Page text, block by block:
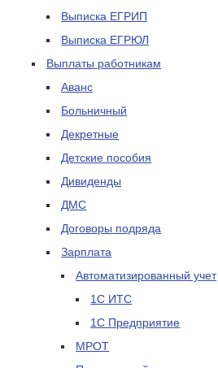
Выписка ЕГРИП
Выписка ЕГРЮЛ
Выплаты работникам
Аванс
Больничный
Декретные
Детские пособия
Дивиденды
ДМС
Договоры подряда
Зарплата
Автоматизированный учет
1С ИТС
1С Предприятие
МРОТ